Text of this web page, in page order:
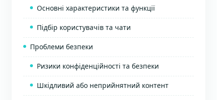
Основні характеристики та функції
Підбір користувачів та чати
Проблеми безпеки
Ризики конфіденційності та безпеки
Шкідливий або неприйнятний контент